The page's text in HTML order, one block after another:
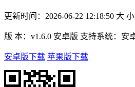
更新时间： 2026-06-22 12:18:50 大 小
版 本： v1.6.0 安卓版 支持系统： 安
安卓版下载 苹果版下载